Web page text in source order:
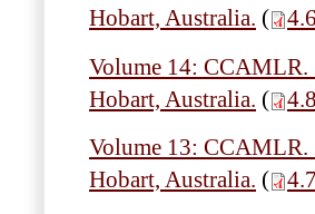
Hobart, Australia. (
Volume 14:
Hobart, Australia. (
Volume 13:
Hobart, Australia. (